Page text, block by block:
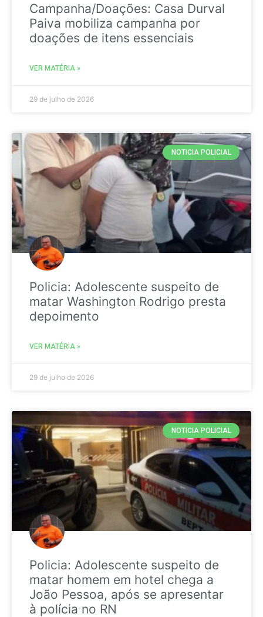
Campanha/Doações: Casa Durval
Paiva mobiliza campanha por
doações de itens essenciais
VER MATÉRIA »
29 de julho de 2026
NOTICIA POLICIAL
Policia: Adolescente suspeito de
matar Washington Rodrigo presta
depoimento
VER MATÉRIA »
29 de julho de 2026
NOTICIA POLICIAL
Policia: Adolescente suspeito de
matar homem em hotel chega a
João Pessoa, após se apresentar
à polícia no RN